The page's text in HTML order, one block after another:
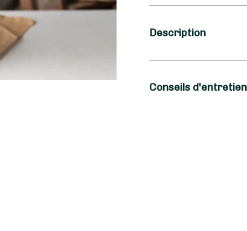
Description
Hiver
Conseils d'entretien